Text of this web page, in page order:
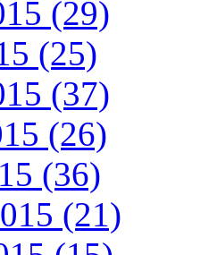
(29)
(25)
(37)
(26)
(36)
(21)